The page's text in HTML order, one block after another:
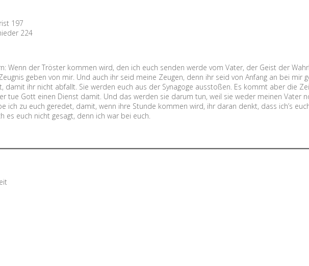
197
224
Wenn der Tröster kommen wird, den ich euch senden werde vom Vater, der Geist der
geben von mir. Und auch ihr seid meine Zeugen, denn ihr seid von Anfang an bei mir
damit ihr nicht abfallt. Sie werden euch aus der Synagoge ausstoßen. Es kommt aber die
tue Gott einen Dienst damit. Und das werden sie darum tun, weil sie weder meinen Vater
ich zu euch geredet, damit, wenn ihre Stunde kommen wird, ihr daran denkt, dass ich’s
es euch nicht gesagt, denn ich war bei euch.